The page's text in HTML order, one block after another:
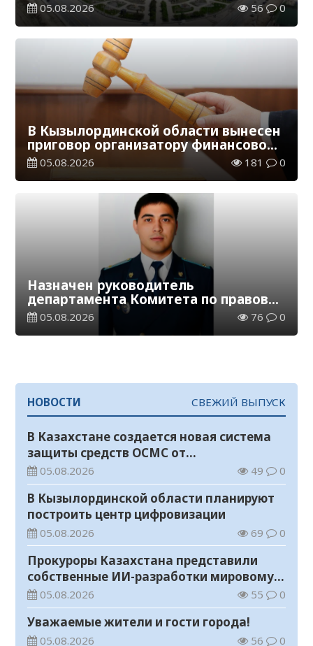
05.08.2026 56 0
В Кызылординской области вынесен
приговор организатору финансовой
пирамиды
05.08.2026 181 0
Назначен руководитель
департамента Комитета по правовой
статистике и специальным учетам
по Кызылординской области
05.08.2026 76 0
НОВОСТИ СВЕЖИЙ ВЫПУСК
В Казахстане создается новая система
защиты средств ОСМС от
необоснованных выплат
05.08.2026 49 0
В Кызылординской области планируют
построить центр цифровизации
05.08.2026 69 0
Прокуроры Казахстана представили
собственные ИИ-разработки мировому
эксперту Кай-Фу Ли
05.08.2026 55 0
Уважаемые жители и гости города!
05.08.2026 56 0